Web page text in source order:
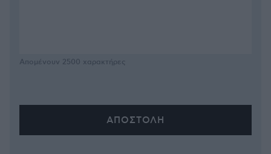
Απομένουν 2500 χαρακτήρες